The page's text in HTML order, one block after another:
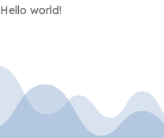
Hello world!